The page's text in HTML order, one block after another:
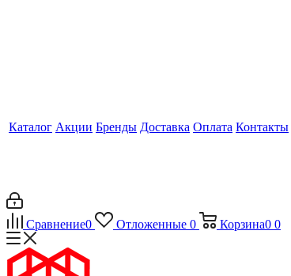
Каталог Акции Бренды Доставка Оплата Контакты
Сравнение0 Отложенные 0 Корзина0 0